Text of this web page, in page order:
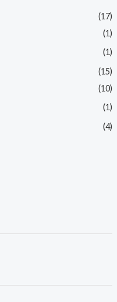
(17)
(1)
(1)
(15)
(10)
(1)
(4)